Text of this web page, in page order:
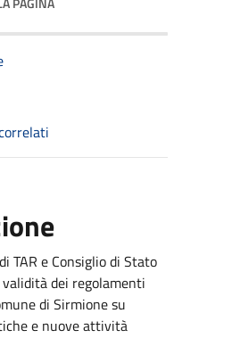
TAR e Consiglio di Stato
dei regolamenti
di Sirmione su
e nuove attività